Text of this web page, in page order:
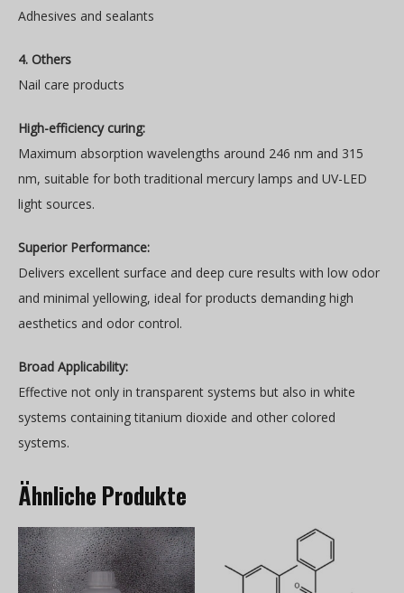
Adhesives and sealants
4. Others
Nail care products
High-efficiency curing:
Maximum absorption wavelengths around 246 nm and 315
nm, suitable for both traditional mercury lamps and UV-LED
light sources.
Superior Performance:
Delivers excellent surface and deep cure results with low odor
and minimal yellowing, ideal for products demanding high
aesthetics and odor control.
Broad Applicability:
Effective not only in transparent systems but also in white
systems containing titanium dioxide and other colored
systems.
Ähnliche Produkte